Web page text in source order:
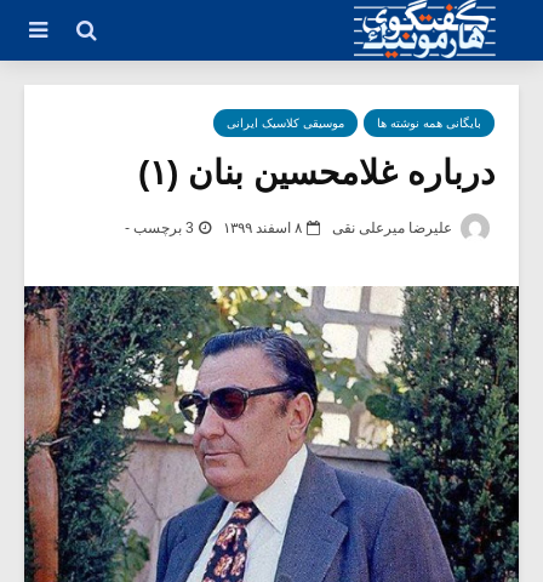
بایگانی همه نوشته ها موسیقی کلاسیک ایرانی
درباره غلامحسین بنان (۱)
علیرضا میرعلی نقی ۸ اسفند ۱۳۹۹ 3 برچسب -